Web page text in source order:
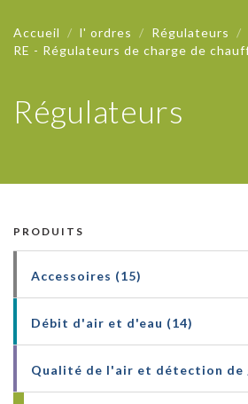
Régulateurs
Accueil l' ordres
Régulateurs
RE - Régulateurs de charge de
PRODUITS
Accessoires (15)
Débit d'air et d'eau (14)
Qualité de l'air et détection de